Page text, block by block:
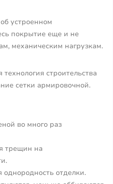
устроенном
покрытие еще и не
механическим нагрузкам.
строительства
сетки армировочной.
во много раз
трещин на
однородность отделки.